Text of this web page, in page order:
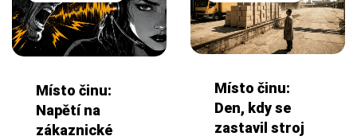
Místo činu:
Napětí na
zákaznické
Místo činu:
Den, kdy se
zastavil stroj